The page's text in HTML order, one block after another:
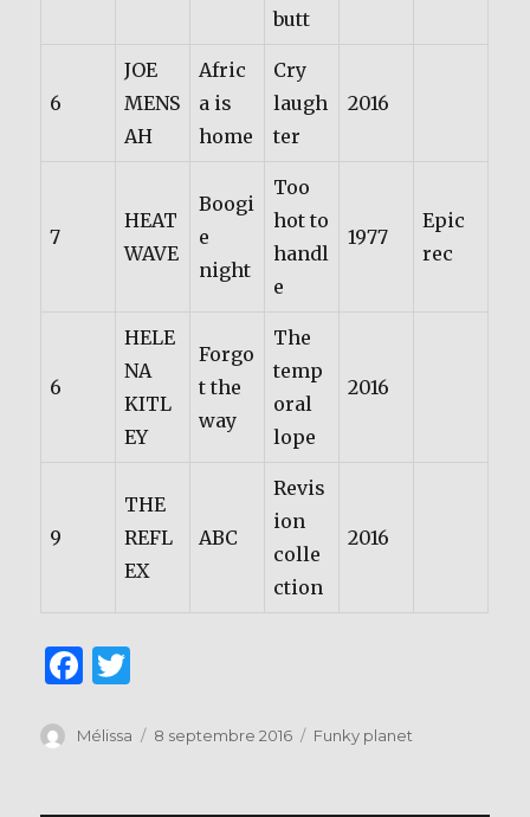
butt
6
JOE
MENS
AH
Afric
a is
home
Cry
laugh
ter
2016
7
HEAT
WAVE
Boogi
e
night
Too
hot to
handl
e
1977
Epic
rec
6
HELE
NA
KITL
EY
Forgo
t the
way
The
temp
oral
lope
2016
9
THE
REFL
EX
ABC
Revis
ion
colle
ction
2016
F
c
it
Auteur
Mélissa
Publié
8 septembre 2016 Catégories
Funky planet